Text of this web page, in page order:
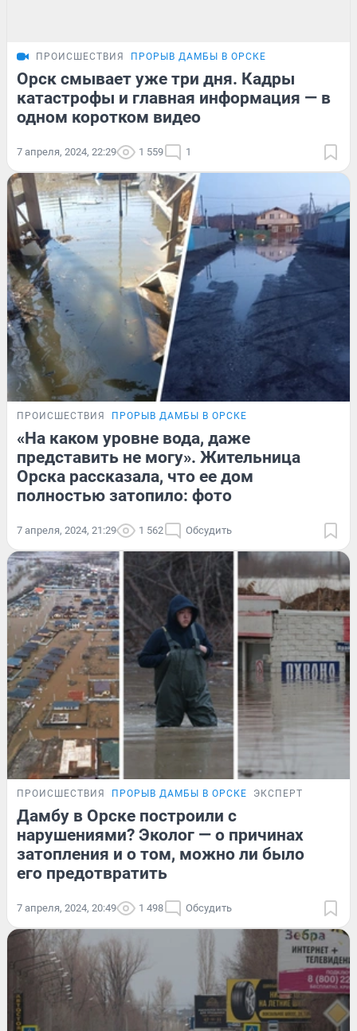
ПРОИСШЕСТВИЯ ПРОРЫВ ДАМБЫ В ОРСКЕ
Орск смывает уже три дня. Кадры
катастрофы и главная информация — в
одном коротком видео
7 апреля, 2024, 22:29 1 559 1
ПРОИСШЕСТВИЯ ПРОРЫВ ДАМБЫ В ОРСКЕ
«На каком уровне вода, даже
представить не могу». Жительница
Орска рассказала, что ее дом
полностью затопило: фото
7 апреля, 2024, 21:29 1 562 Обсудить
ПРОИСШЕСТВИЯ ПРОРЫВ ДАМБЫ В ОРСКЕ ЭКСПЕРТ
Дамбу в Орске построили с
нарушениями? Эколог — о причинах
затопления и о том, можно ли было
его предотвратить
7 апреля, 2024, 20:49 1 498 Обсудить